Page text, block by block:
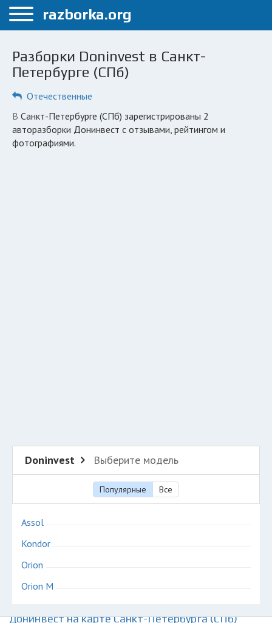
Меню
Санкт-Петербург
Автосервисы
Разборки Doninvest в Санкт-
Петербурге (СПб)
Отечественные
в Санкт-Петербурге (СПб) зарегистрированы 2
авторазборки Донинвест с отзывами, рейтингом и
фотографиями.
Doninvest Выберите модель
Популярные Все
Assol
Kondor
Orion
Orion M
Донинвест на карте Санкт-Петербурга (СПб)
razborka.org